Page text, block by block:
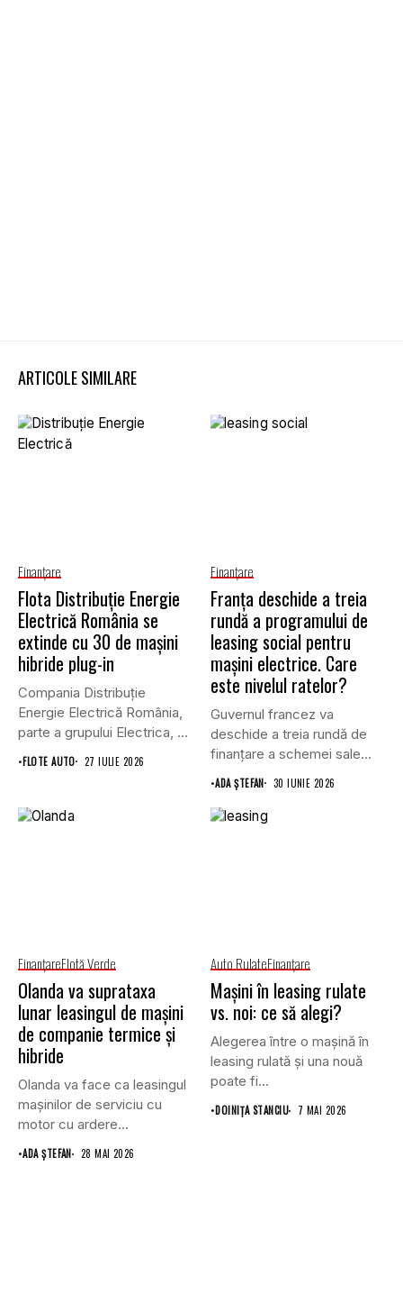
ARTICOLE SIMILARE
Finanţare
Flota Distribuție Energie
Electrică România se
extinde cu 30 de mașini
hibride plug-in
Compania Distribuție
Energie Electrică România,
parte a grupului Electrica, va
achiziționa, prin...
•FLOTE AUTO 27 IULIE 2026
Finanţare
Franța deschide a treia
rundă a programului de
leasing social pentru
mașini electrice. Care
este nivelul ratelor?
Guvernul francez va
deschide a treia rundă de
finanțare a schemei sale...
•ADA ȘTEFAN 30 IUNIE 2026
FinanţareFlotă Verde
Olanda va suprataxa
lunar leasingul de mașini
de companie termice și
hibride
Olanda va face ca leasingul
mașinilor de serviciu cu
motor cu ardere...
•ADA ȘTEFAN 28 MAI 2026
Auto RulateFinanţare
Mașini în leasing rulate
vs. noi: ce să alegi?
Alegerea între o mașină în
leasing rulată și una nouă
poate fi...
•DOINIŢA STANCIU 7 MAI 2026